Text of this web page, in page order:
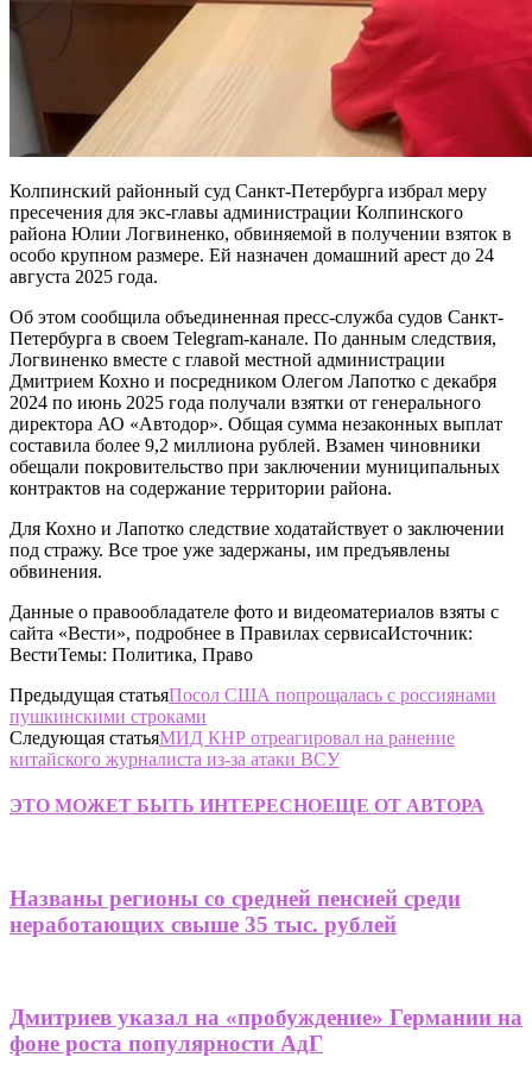
Колпинский районный суд Санкт-Петербурга избрал меру
пресечения для экс-главы администрации Колпинского
района Юлии Логвиненко, обвиняемой в получении взяток в
особо крупном размере. Ей назначен домашний арест до 24
августа 2025 года.
Об этом сообщила объединенная пресс-служба судов Санкт-
Петербурга в своем Telegram-канале. По данным следствия,
Логвиненко вместе с главой местной администрации
Дмитрием Кохно и посредником Олегом Лапотко с декабря
2024 по июнь 2025 года получали взятки от генерального
директора АО «Автодор». Общая сумма незаконных выплат
составила более 9,2 миллиона рублей. Взамен чиновники
обещали покровительство при заключении муниципальных
контрактов на содержание территории района.
Для Кохно и Лапотко следствие ходатайствует о заключении
под стражу. Все трое уже задержаны, им предъявлены
обвинения.
Данные о правообладателе фото и видеоматериалов взяты с
сайта «Вести», подробнее в Правилах сервисаИсточник:
ВестиТемы: Политика, Право
Предыдущая статьяПосол США попрощалась с россиянами
пушкинскими строками
Следующая статьяМИД КНР отреагировал на ранение
китайского журналиста из-за атаки ВСУ
ЭТО МОЖЕТ БЫТЬ ИНТЕРЕСНОЕЩЕ ОТ АВТОРА
Названы регионы со средней пенсией среди
неработающих свыше 35 тыс. рублей
Дмитриев указал на «пробуждение» Германии на
фоне роста популярности АдГ